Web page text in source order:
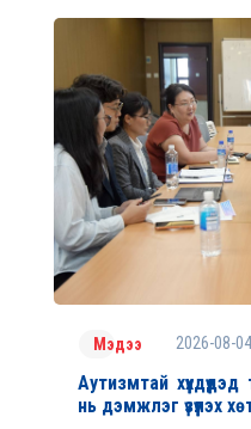
Мэдээ 2026-08-04
Аутизмтай
нь дэмжлэг үзүүлэх